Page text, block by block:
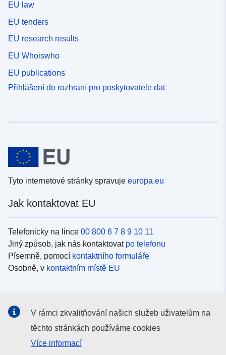
EU law
EU tenders
EU research results
EU Whoiswho
EU publications
Přihlášení do rozhraní pro poskytovatele dat
Tyto internetové stránky spravuje europa.eu
Jak kontaktovat EU
Telefonicky na lince 00 800 6 7 8 9 10 11
Jiný způsob, jak nás kontaktovat po telefonu
Písemně, pomocí kontaktního formuláře
Osobně, v kontaktním místě EU
Vyhledávání informačních kanálů EU vsociálních médiích
V rámci zkvalitňování našich služeb uživatelům na
těchto stránkách používáme cookies
Více informací